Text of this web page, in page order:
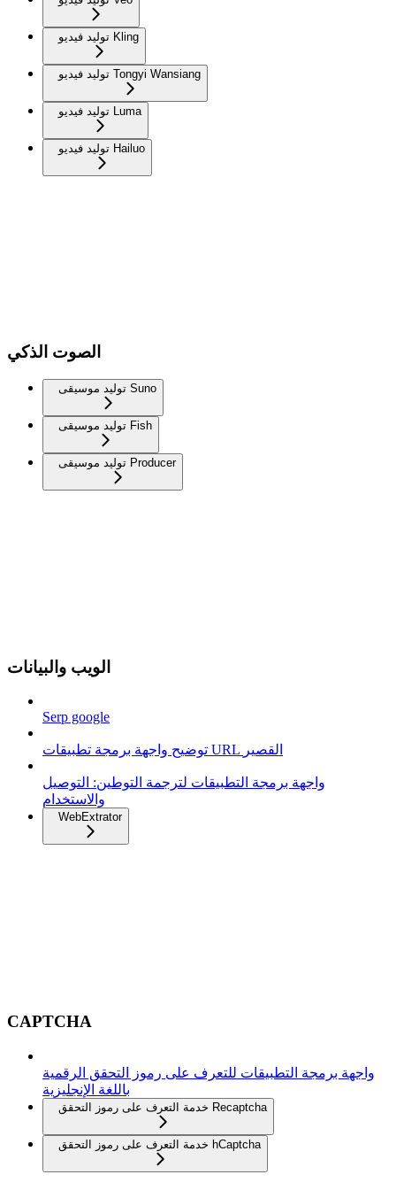
توليد فيديو Kling
توليد فيديو Tongyi Wansiang
توليد فيديو Luma
توليد فيديو Hailuo
الصوت الذكي
توليد موسيقى Suno
توليد موسيقى Fish
توليد موسيقى Producer
الويب والبيانات
Serp google
توضيح واجهة برمجة تطبيقات URL القصير
واجهة برمجة التطبيقات لترجمة التوطين: التوصيل
والاستخدام
WebExtrator
CAPTCHA
واجهة برمجة التطبيقات للتعرف على رموز التحقق الرقمية
باللغة الإنجليزية
خدمة التعرف على رموز التحقق Recaptcha
خدمة التعرف على رموز التحقق hCaptcha